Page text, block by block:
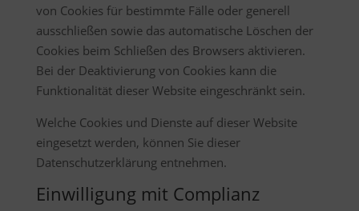
von Cookies für bestimmte Fälle oder generell
ausschließen sowie das automatische Löschen der
Cookies beim Schließen des Browsers aktivieren.
Bei der Deaktivierung von Cookies kann die
Funktionalität dieser Website eingeschränkt sein.
Welche Cookies und Dienste auf dieser Website
eingesetzt werden, können Sie dieser
Datenschutzerklärung entnehmen.
Einwilligung mit Complianz